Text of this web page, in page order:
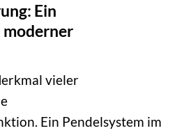
Ein
moderner
vieler
Ein Pendelsystem im